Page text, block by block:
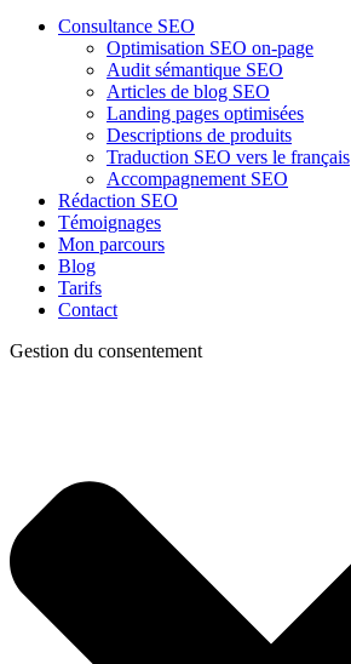
Consultance SEO
Optimisation SEO on-page
Audit sémantique SEO
Articles de blog SEO
Landing pages optimisées
Descriptions de produits
Traduction SEO vers le français
Accompagnement SEO
Rédaction SEO
Témoignages
Mon parcours
Blog
Tarifs
Contact
Gestion du consentement